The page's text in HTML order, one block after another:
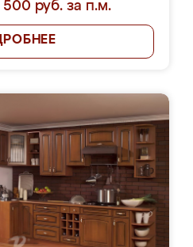
500 руб. за п.м.